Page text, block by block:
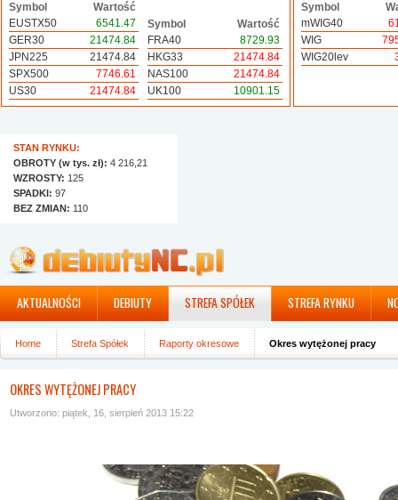
Symbol
Wartość
EUSTX50
6541.47
GER30
21474.84
JPN225
21474.84
SPX500
7746.61
US30
21474.84
Symbol
Wartość
FRA40
8729.93
HKG33
21474.84
NAS100
21474.84
UK100
10901.15
Symbol
mWIG40
WIG
WIG20lev
STAN RYNKU:
OBROTY (w tys. zł): 4 216,21
WZROSTY: 125
SPADKI: 97
BEZ ZMIAN: 110
AKTUALNOŚCI DEBIUTY STREFA SPÓŁEK STREFA RYNKU
Home Strefa Spółek Raporty okresowe Okres wytężonej pracy
OKRES WYTĘŻONEJ PRACY
Utworzono: piątek, 16, sierpień 2013 15:22